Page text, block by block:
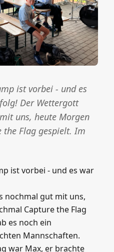
ist vorbei - und es
Der Wettergott
uns, heute Morgen
the Flag gespielt. Im
ist vorbei - und es war
nochmal gut mit uns,
Capture the Flag
es noch ein
Mannschaften.
war Max, er brachte